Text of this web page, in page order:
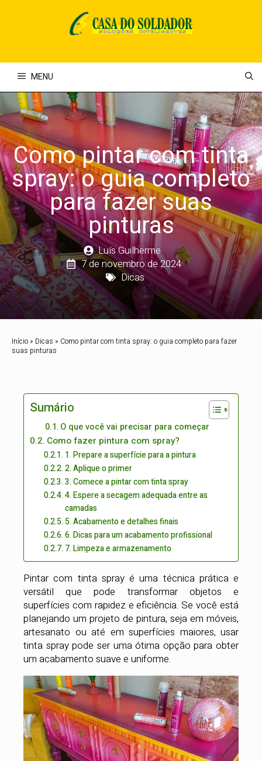
MENU
Como pintar com tinta
spray: o guia completo
para fazer suas
pinturas
Luís Guilherme
7 de novembro de 2024
Dicas
Início» Dicas » Como pintar com tinta spray: o guia completo para fazer
suas pinturas
Sumário
O que você vai precisar para começar
Como fazer pintura com spray?
1. Prepare a superfície para a pintura
2. Aplique o primer
3. Comece a pintar com tinta spray
4. Espere a secagem adequada entre as
camadas
5. Acabamento e detalhes finais
6. Dicas para um acabamento profissional
7. Limpeza e armazenamento
Pintar com tinta spray é uma técnica prática e
versátil que pode transformar objetos e
superfícies com rapidez e eficiência. Se você está
planejando um projeto de pintura, seja em móveis,
artesanato ou até em superfícies maiores, usar
tinta spray pode ser uma ótima opção para obter
um acabamento suave e uniforme.